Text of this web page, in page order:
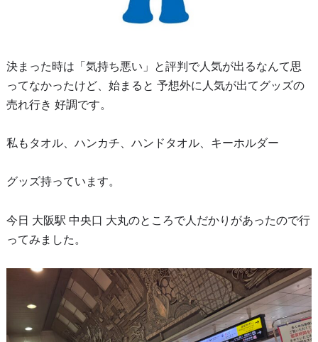
決まった時は「気持ち悪い」と評判で人気が出るなんて思
ってなかったけど、始まると 予想外に人気が出てグッズの
売れ行き 好調です。
私もタオル、ハンカチ、ハンドタオル、キーホルダー
グッズ持っています。
今日 大阪駅 中央口 大丸のところで人だかりがあったので行
ってみました。